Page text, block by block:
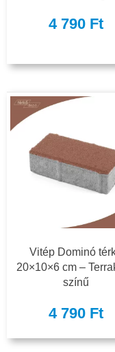
4 790 Ft
Vitép Dominó
20×10×6 cm –
színű
4 790 Ft